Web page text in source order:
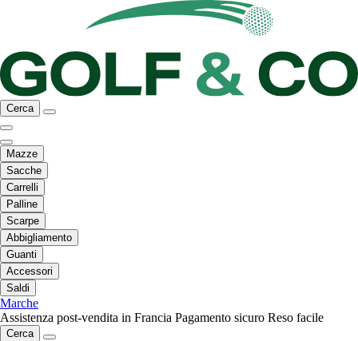
Cerca
Mazze
Sacche
Carrelli
Palline
Scarpe
Abbigliamento
Guanti
Accessori
Saldi
Marche
Assistenza post-vendita in Francia Pagamento sicuro Reso facile
Cerca